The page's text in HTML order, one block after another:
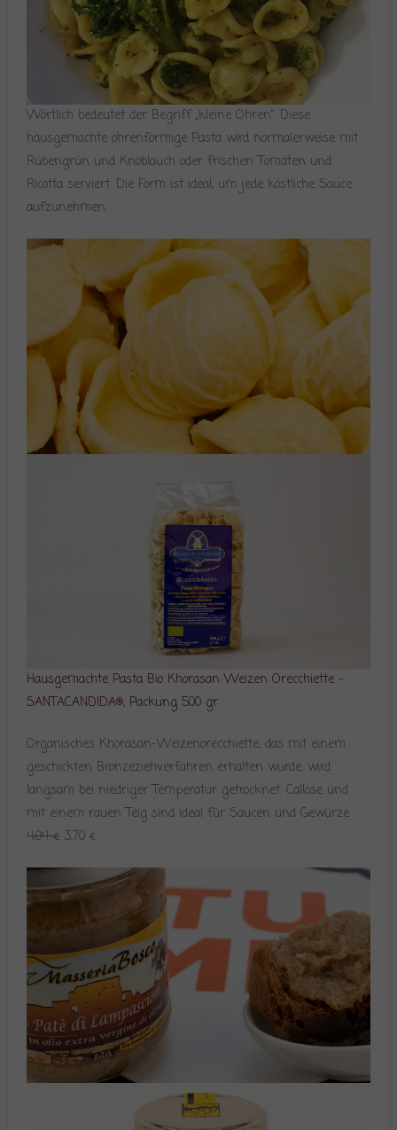
Wörtlich bedeutet der Begriff „kleine Ohren“. Diese
hausgemachte ohrenförmige Pasta wird normalerweise mit
Rübengrün und Knoblauch oder frischen Tomaten und
Ricotta serviert. Die Form ist ideal, um jede köstliche Sauce
aufzunehmen.
Hausgemachte Pasta Bio Khorasan Weizen Orecchiette –
SANTACANDIDA®, Packung 500 gr.
Organisches Khorasan-Weizenorecchiette, das mit einem
geschickten Bronzeziehverfahren erhalten wurde, wird
langsam bei niedriger Temperatur getrocknet. Callose und
mit einem rauen Teig sind ideal für Saucen und Gewürze
4,04 € 3,70 €